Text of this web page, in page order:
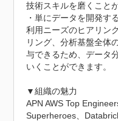
技術スキルを磨くこと
・単にデータを開発す
利用ニーズのヒアリン
リング、分析基盤全体
与できるため、データ
いくことができます。
▼組織の魅力
APN AWS Top
Superheroes、